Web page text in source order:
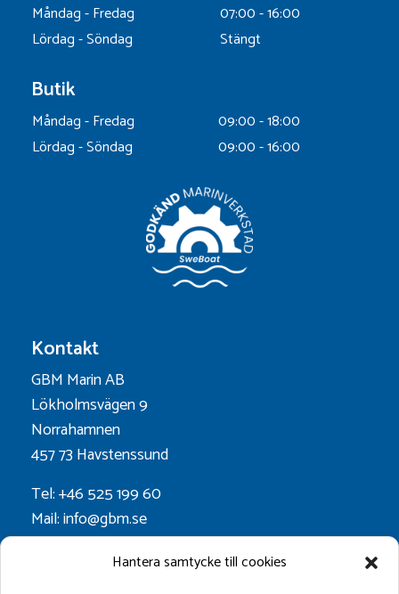
Hantera samtycke till cookies
Måndag - Fredag
07:00 - 16:00
Lördag - Söndag
Stängt
Butik
Måndag - Fredag
09:00 - 18:00
Lördag - Söndag
09:00 - 16:00
Kontakt
GBM Marin AB
Lökholmsvägen 9
Norrahamnen
457 73 Havstenssund
Tel: +46 525 199 60
Mail: info@gbm.se
Org.nr. 556052-0628